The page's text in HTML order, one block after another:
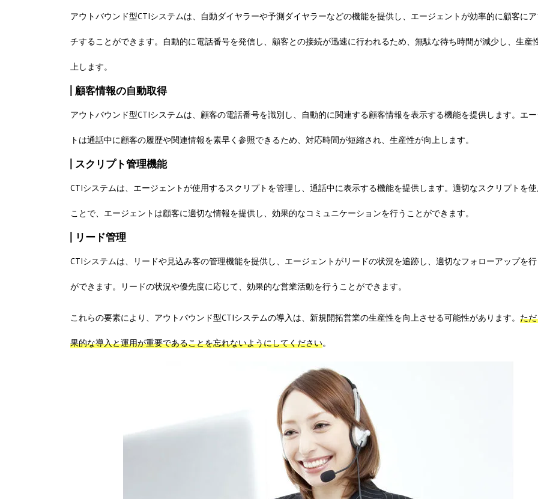
アウトバウンド型CTIシステムは、自動ダイヤラーや予測ダイヤラーなどの機能を提供し、エージェントが効率的に顧客に
チすることができます。自動的に電話番号を発信し、顧客との接続が迅速に行われるため、無駄な待ち時間が減少し、生産
上します。
顧客情報の自動取得
アウトバウンド型CTIシステムは、顧客の電話番号を識別し、自動的に関連する顧客情報を表示する機能を提供します。エ
トは通話中に顧客の履歴や関連情報を素早く参照できるため、対応時間が短縮され、生産性が向上します。
スクリプト管理機能
CTIシステムは、エージェントが使用するスクリプトを管理し、通話中に表示する機能を提供します。適切なスクリプトを
ことで、エージェントは顧客に適切な情報を提供し、効果的なコミュニケーションを行うことができます。
リード管理
CTIシステムは、リードや見込み客の管理機能を提供し、エージェントがリードの状況を追跡し、適切なフォローアップを行
ができます。リードの状況や優先度に応じて、効果的な営業活動を行うことができます。
これらの要素により、アウトバウンド型CTIシステムの導入は、新規開拓営業の生産性を向上させる可能性があります。 た
果的な導入と運用が重要であることを忘れないようにしてください。